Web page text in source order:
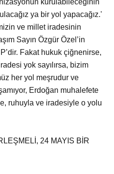
kurulabileceğinin
ya bir yol yapacağız.'
ve millet iradesinin
Sayın Özgür Özel’in
Fakat hukuk çiğnenirse,
yok sayılırsa, bizim
her yol meşrudur ve
Erdoğan muhalefete
ruhuyla ve iradesiyle o yolu
24 MAYIS BİR